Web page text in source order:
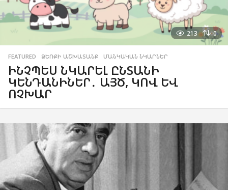
213 0
FEATURED ,ՁԵՌՔԻ ԱՇԽԱՏԱՆՔ ,ՄԱՆԿԱԿԱՆ ՆԿԱՐՆԵՐ
ԻՆՉՊԵՍ ՆԿԱՐԵԼ ԸՆՏԱՆԻ
ԿԵՆԴԱՆԻՆԵՐ․ ԱՅԾ, ԿՈՎ ԵՎ
ՈՉԽԱՐ